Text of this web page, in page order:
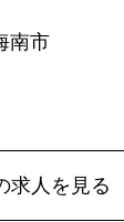
南市
求人を見る